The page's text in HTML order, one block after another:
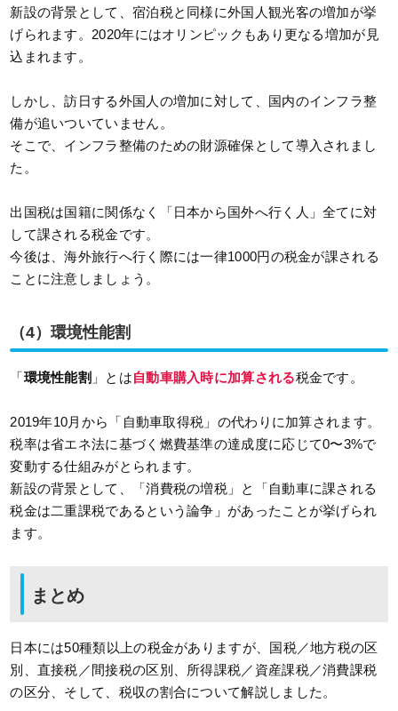
新設の背景として、宿泊税と同様に外国人観光客の増加が挙
げられます。2020年にはオリンピックもあり更なる増加が見
込まれます。
しかし、訪日する外国人の増加に対して、国内のインフラ整
備が追いついていません。
そこで、インフラ整備のための財源確保として導入されまし
た。
出国税は国籍に関係なく「日本から国外へ行く人」全てに対
して課される税金です。
今後は、海外旅行へ行く際には一律1000円の税金が課される
ことに注意しましょう。
（4）環境性能割
「環境性能割 」とは自動車購入時に加算される税金です。
2019年10月から「自動車取得税」の代わりに加算されます。
税率は省エネ法に基づく燃費基準の達成度に応じて0〜3%で
変動する仕組みがとられます。
新設の背景として、「消費税の増税」と「自動車に課される
税金は二重課税であるという論争」があったことが挙げられ
ます。
まとめ
日本には50種類以上の税金がありますが、国税／地方税の区
別、直接税／間接税の区別、所得課税／資産課税／消費課税
の区分、そして、税収の割合について解説しました。